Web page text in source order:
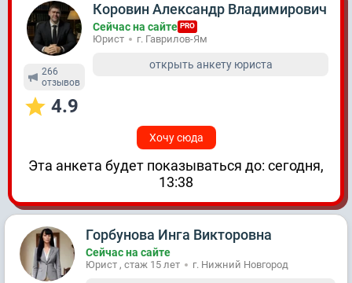
266
отзывов
4.9
Коровин Александр Владимирович
Сейчас на сайте PRO
Юрист г. Гаврилов-Ям
открыть анкету юриста
Хочу сюда
Эта анкета будет показываться до: сегодня,
13:38
Горбунова Инга Викторовна
Сейчас на сайте
Юрист , стаж 15 лет г. Нижний Новгород